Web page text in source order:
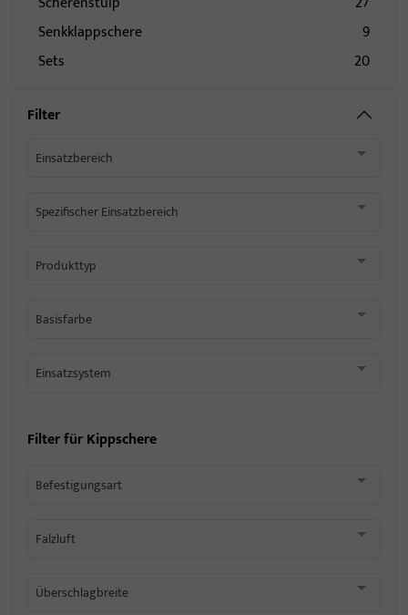
Senkklappschere
9
Sets
20
Filter
Einsatzbereich
Spezifischer Einsatzbereich
Produkttyp
Basisfarbe
Einsatzsystem
Filter fürKippschere
Befestigungsart
Falzluft
Überschlagbreite